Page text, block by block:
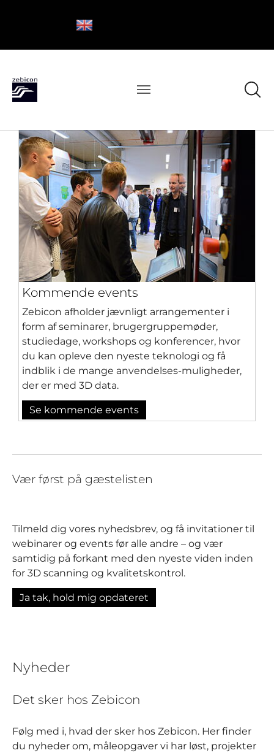
Nyheder
Det sker hos Zebicon
Følg med i, hvad der sker hos Zebicon. Her finder
du nyheder om, måleopgaver vi har løst, projekter
Kommende events
Zebicon afholder jævnligt arrangementer i
form af seminarer, brugergruppemøder,
studiedage, workshops og konferencer, hvor
du kan opleve den nyeste teknologi og få
indblik i de mange anvendelses-muligheder,
der er med 3D data.
Se kommende events
Vær først på gæstelisten
Tilmeld dig vores nyhedsbrev, og få invitationer til
webinarer og events før alle andre – og vær
samtidig på forkant med den nyeste viden inden
for 3D scanning og kvalitetskontrol.
Ja tak, hold mig opdateret